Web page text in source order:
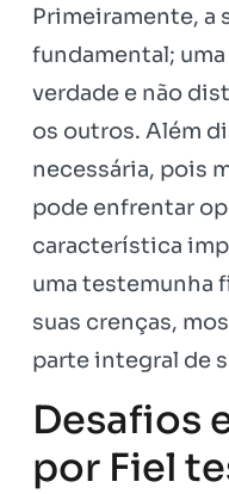
Primeiramente, a
fundamental;
verdade e não
os outros. Além
necessária, pois
pode enfrentar
característica
uma testemunha
suas crenças,
parte integral de
Desafios
por Fiel